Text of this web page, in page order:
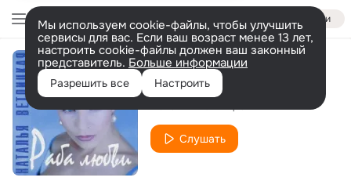
Войти
Мы используем cookie-файлы, чтобы улучшить
сервисы для вас. Если ваш возраст менее 13 лет,
настроить cookie-файлы должен ваш законный
представитель. Больше информации
Разрешить все Настроить
В долине грёз
Слушать